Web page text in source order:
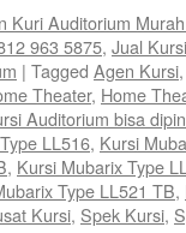
Kuri Auditorium
963 5875, Jual
| Tagged Agen Kursi,
Theater, Home
Auditorium bisa
LL516, Kursi
, Kursi Mubarix Type
Type LL521 TB,
Kursi, Spek Kursi,